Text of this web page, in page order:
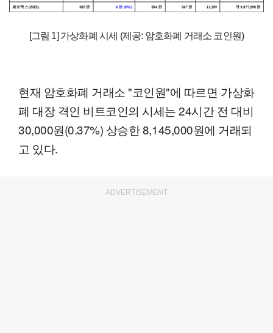
[그림 1] 가상화폐 시세 (제공: 암호화폐 거래소 코인원)
현재 암호화폐 거래소 "코인원"에 따르면 가상화
폐 대장 격인 비트코인의 시세는 24시간 전 대비
30,000원(0.37%) 상승한 8,145,000원에 거래되
고 있다.
ADVERTISEMENT